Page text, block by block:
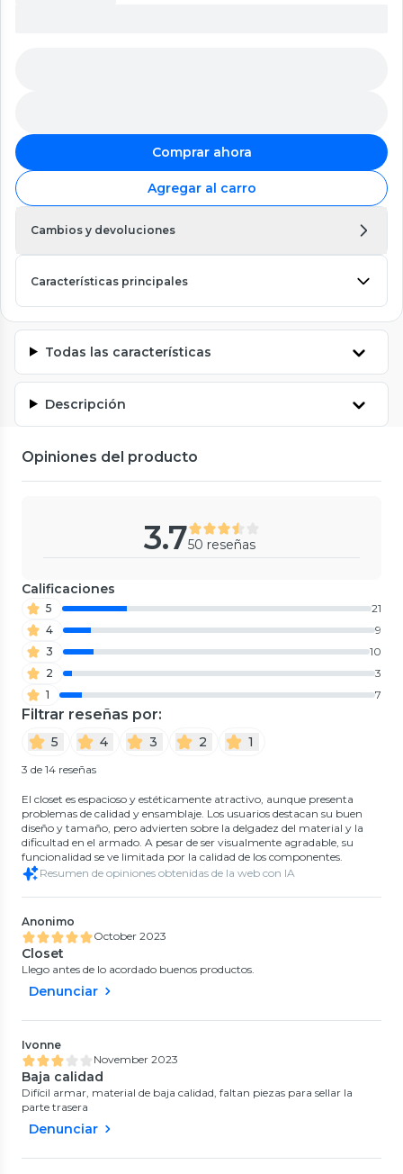
Comprar ahora
Agregar al carro
Cambios y devoluciones
Características principales
Todas las características
Descripción
Opiniones del producto
3.750 reseñas
Calificaciones
5
21
4
9
3
10
2
3
1
7
Filtrar reseñas por:
5 4 3 2 1
3 de 14 reseñas
El closet es espacioso y estéticamente atractivo, aunque presenta
problemas de calidad y ensamblaje. Los usuarios destacan su buen
diseño y tamaño, pero advierten sobre la delgadez del material y la
dificultad en el armado. A pesar de ser visualmente agradable, su
funcionalidad se ve limitada por la calidad de los componentes.
Resumen de opiniones obtenidas de la web con IA
Anonimo
October 2023
Closet
Llego antes de lo acordado buenos productos.
Denunciar
Ivonne
November 2023
Baja calidad
Difícil armar, material de baja calidad, faltan piezas para sellar la
parte trasera
Denunciar